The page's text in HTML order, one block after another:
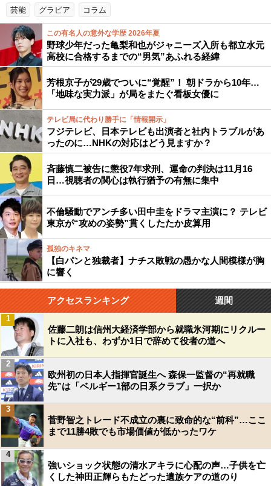
芸能 グラビア コラム
この有名人の意外な学歴 2026年夏
野球少年だった亀梨和也がジャニーズ入所も都立水元
高校に合格するまでの“男気”あふれる経緯
芳根京子が29歳でついに“覚醒”！ 朝ドラから10年…
「地味な実力派」が局をまたぐ看板女優に
テレビ局に代わり勝手に「情報開示」
フジテレビ、日本テレビも出演者と社内トラブルがあ
ったのに…NHKの対応はどう見ますか？
斉藤慎二被告に懲役7年求刑、運命の判決は11月16
日…視聴者の関心は執行猶予の有無に集中
不倫騒動でアンチ多い田中圭をドラマ主演に？ テレビ
東京が“攻めの姿勢”貫くしたたか皮算用
孤独のキネマ
【白パンと独裁者】ナチス敗戦の愚かな人間模様が胸
に響く
アクセスランキング 週間
佐藤二朗は信州大経済学部から就職氷河期にリクルー
トに入社も、わずか1日で辞めて役者の道へ
1
欧州初の日本人指揮官誕生へ 森保一監督の“再就職
先”は「ベルギー1部の日系クラブ」一択か
2
菅野智之トレード不成立の裏に致命的な“前科”…ここ
まで11勝4敗でも市場価値が低かったワケ
3
強いショック状態の清水アキラに心配の声…子供を亡
くした神田正輝らもたどった遺族ケアの道のり
4